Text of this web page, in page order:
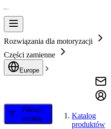
Rozwiązania dla motoryzacji
Części zamienne
Europe
Filtruj i
szukaj
Katalog
produktów